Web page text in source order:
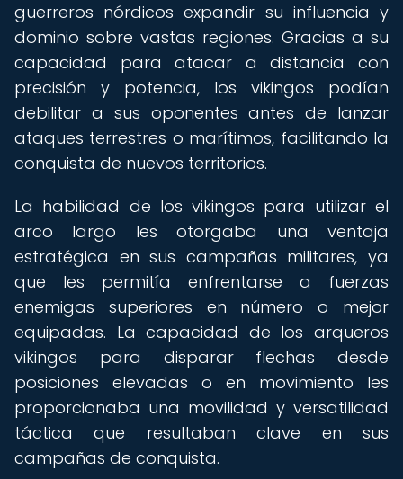
guerreros nórdicos expandir su influencia y
dominio sobre vastas regiones. Gracias a su
capacidad para atacar a distancia con
precisión y potencia, los vikingos podían
debilitar a sus oponentes antes de lanzar
ataques terrestres o marítimos, facilitando la
conquista de nuevos territorios.
La habilidad de los vikingos para utilizar el
arco largo les otorgaba una ventaja
estratégica en sus campañas militares, ya
que les permitía enfrentarse a fuerzas
enemigas superiores en número o mejor
equipadas. La capacidad de los arqueros
vikingos para disparar flechas desde
posiciones elevadas o en movimiento les
proporcionaba una movilidad y versatilidad
táctica que resultaban clave en sus
campañas de conquista.